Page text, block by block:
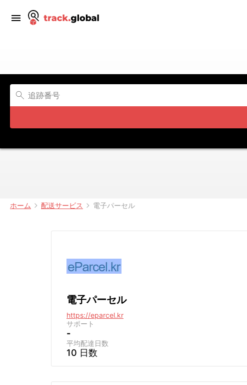
ホーム 配送サービス 電子パーセル
電子パーセル
https://eparcel.kr
サポート
-
平均配達日数
10 日数